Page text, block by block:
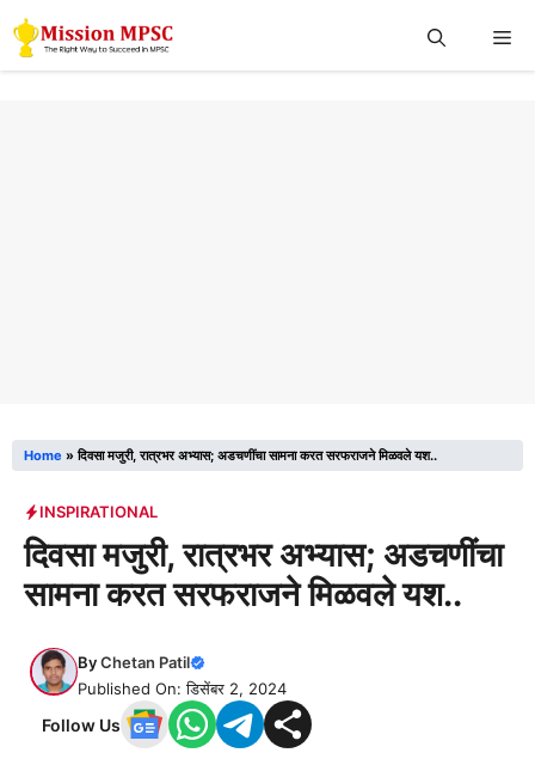
Skip
to
Home »दिवसा मजुरी, रात्रभर अभ्यास; अडचणींचा सामना करत सरफराजने मिळवले यश..
INSPIRATIONAL
दिवसा मजुरी, रात्रभर अभ्यास; अडचणींचा
सामना करत सरफराजने मिळवले यश..
ByChetan Patil
Published On: डिसेंबर 2, 2024
Follow Us